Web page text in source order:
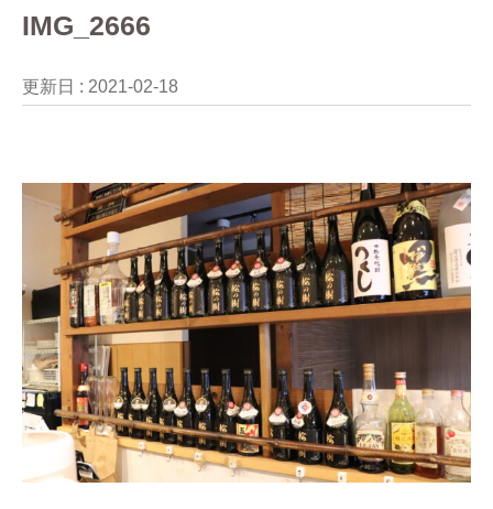
IMG_2666
更新日 : 2021-02-18